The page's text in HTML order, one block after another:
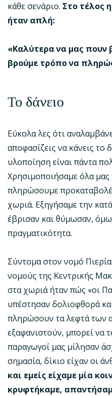
κάθε σενάριο. Στο τέλος
ήταν απλή:
«Καλύτερα να μας
βρούμε τρόπο να
Το δάνειο
Εύκολα λες ότι
αποφασίζεις να κάνεις
υλοποίηση είναι πάντα
Χρησιμοποιήσαμε όλα μας
πληρώσουμε
χωριά. Εξηγήσαμε την
έβρισαν και θύμωσαν,
πραγματικότητα.
Σύντομα στον νομό
νομούς της Κεντρικής
στα χωριά ήταν πώς «οι
υπέστησαν δολιοφθορά
πληρώσουν τα λεφτά των
εξαφανιστούν, μπορεί να
παραγωγοί μας μίλησαν
σημασία, δίκιο είχαν οι
και εμείς είχαμε μία
κρυφτήκαμε,